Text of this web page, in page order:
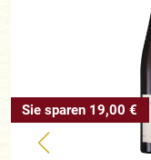
Sie sparen 19,00 €